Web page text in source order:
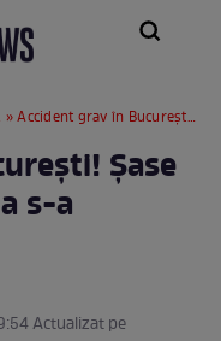
» Accident grav în București! Șase mașini implicate, una s-a răsturnat
Șase
s-a
Actualizat pe